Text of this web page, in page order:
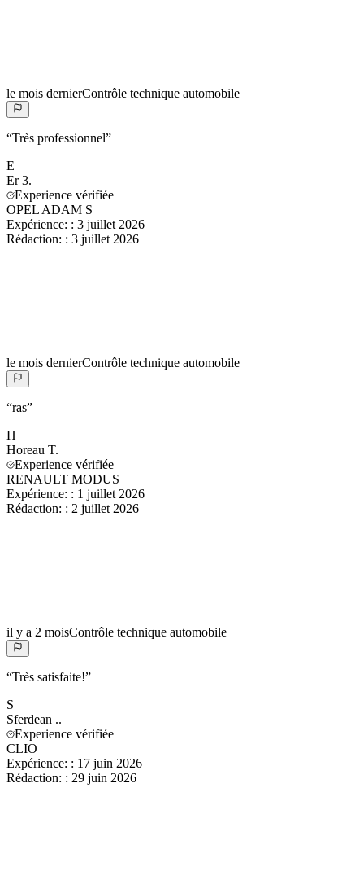
le mois dernierContrôle technique automobile
“Très professionnel”
E
Er 3.
Experience vérifiée
OPEL ADAM S
Expérience: : 3 juillet 2026
Rédaction: : 3 juillet 2026
le mois dernierContrôle technique automobile
“ras”
H
Horeau T.
Experience vérifiée
RENAULT MODUS
Expérience: : 1 juillet 2026
Rédaction: : 2 juillet 2026
il y a 2 moisContrôle technique automobile
“Très satisfaite!”
S
Sferdean ..
Experience vérifiée
CLIO
Expérience: : 17 juin 2026
Rédaction: : 29 juin 2026